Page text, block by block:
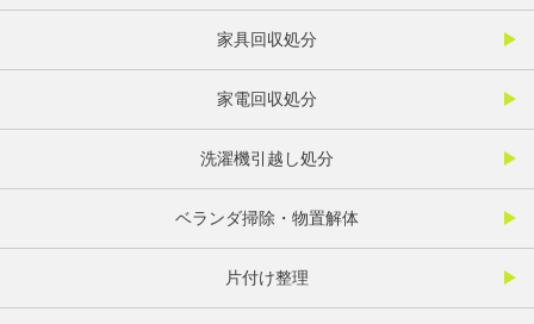
家具回収処分
家電回収処分
洗濯機引越し処分
ベランダ掃除・物置解体
片付け整理